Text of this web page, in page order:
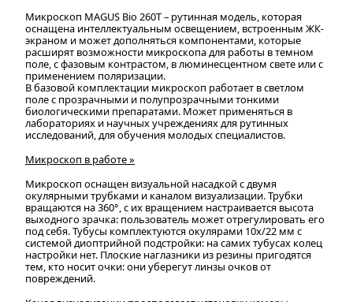
Микроскоп MAGUS Bio 260T – рутинная модель, которая
оснащена интеллектуальным освещением, встроенным ЖК-
экраном и может дополняться компонентами, которые
расширят возможности микроскопа для работы в темном
поле, с фазовым контрастом, в люминесцентном свете или с
применением поляризации.
В базовой комплектации микроскоп работает в светлом
поле с прозрачными и полупрозрачными тонкими
биологическими препаратами. Может применяться в
лабораториях и научных учреждениях для рутинных
исследований, для обучения молодых специалистов.
Микроскоп в работе »
Микроскоп оснащен визуальной насадкой с двумя
окулярными трубками и каналом визуализации. Трубки
вращаются на 360°, с их вращением настраивается высота
выходного зрачка: пользователь может отрегулировать его
под себя. Тубусы комплектуются окулярами 10х/22 мм с
системой диоптрийной подстройки: на самих тубусах колец
настройки нет. Плоские наглазники из резины пригодятся
тем, кто носит очки: они уберегут линзы очков от
повреждений.